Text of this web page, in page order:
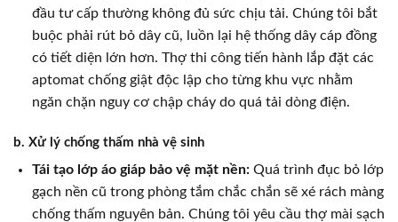
đầu tư cấp thường không đủ sức chịu tải. Chúng tôi bắt
buộc phải rút bỏ dây cũ, luồn lại hệ thống dây cáp đồng
có tiết diện lớn hơn. Thợ thi công tiến hành lắp đặt các
aptomat chống giật độc lập cho từng khu vực nhằm
ngăn chặn nguy cơ chập cháy do quá tải dòng điện.
b. Xử lý chống thấm nhà vệ sinh
Tái tạo lớp áo giáp bảo vệ mặt nền:Quá trình đục bỏ lớp
gạch nền cũ trong phòng tắm chắc chắn sẽ xé rách màng
chống thấm nguyên bản. Chúng tôi yêu cầu thợ mài sạch